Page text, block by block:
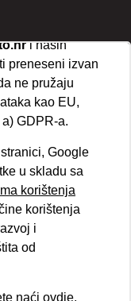
za analitičke
i naših
preneseni izvan
ne pružaju
kao EU,
GDPR-a.
Google
u skladu sa
korištenja
korištenja
i
od
naći ovdje.